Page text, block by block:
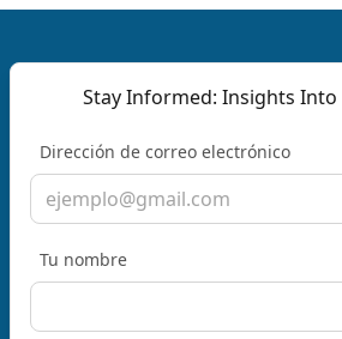
Stay Informed: Insights Into
Dirección de correo electrónico
Tu nombre